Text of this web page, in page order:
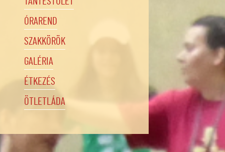
ÓRAREND
SZAKKÖRÖK
GALÉRIA
ÉTKEZÉS
ÖTLETLÁDA